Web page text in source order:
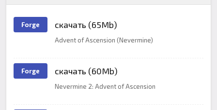
Forge скачать (65Mb)
Advent of Ascension (Nevermine)
Forge скачать (60Mb)
Nevermine 2: Advent of Ascension